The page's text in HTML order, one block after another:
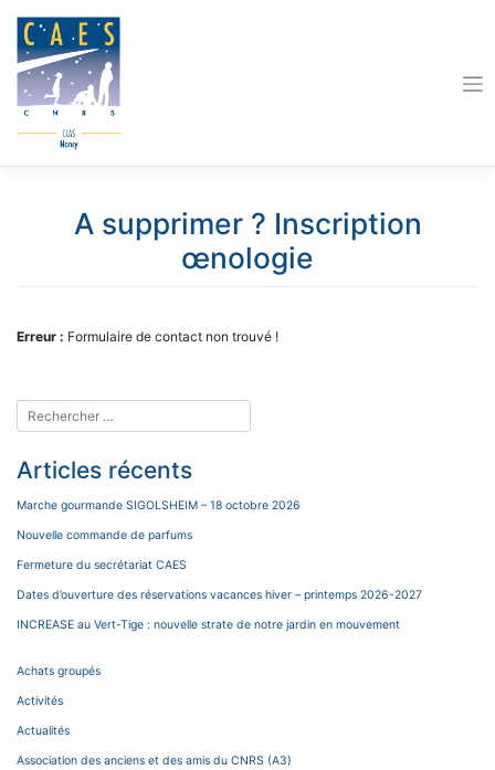
content
A supprimer ? Inscription
œnologie
Erreur : Formulaire de contact non trouvé !
Articles récents
Marche gourmande SIGOLSHEIM – 18 octobre 2026
Nouvelle commande de parfums
Fermeture du secrétariat CAES
Dates d’ouverture des réservations vacances hiver – printemps 2026-2027
INCREASE au Vert-Tige : nouvelle strate de notre jardin en mouvement
Achats groupés
Activités
Actualités
Association des anciens et des amis du CNRS (A3)